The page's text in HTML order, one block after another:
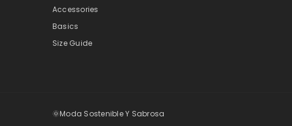
Accessories
Basics
Size Guide
🌞Moda Sostenible Y Sabrosa